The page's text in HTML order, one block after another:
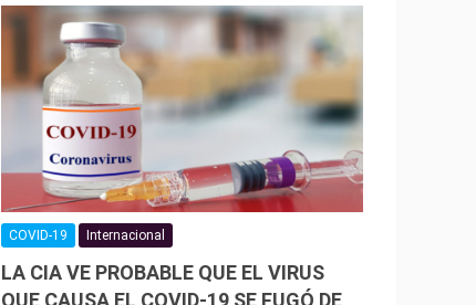
COVID-19 Internacional
LA CIA VE PROBABLE QUE EL VIRUS